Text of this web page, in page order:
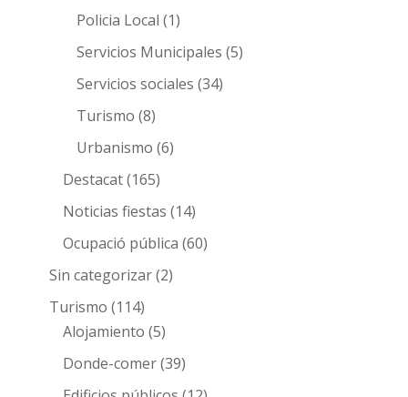
Policia Local (1)
Servicios Municipales (5)
Servicios sociales (34)
Turismo (8)
Urbanismo (6)
Destacat(165)
Noticias fiestas (14)
Ocupació pública (60)
Sin categorizar(2)
Turismo (114)
Alojamiento (5)
Donde-comer(39)